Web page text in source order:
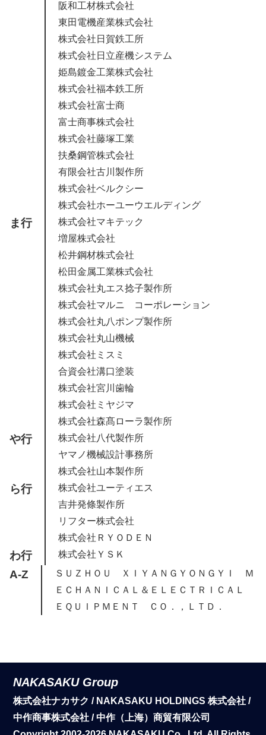
阪和工材株式会社
東田電機産業株式会社
株式会社日賀鉄工所
株式会社日立産機システム
姫島鍍金工業株式会社
株式会社福本鉄工所
株式会社富士商
富士商事株式会社
株式会社藤塚工業
扶桑鋼管株式会社
有限会社古川製作所
株式会社ベルクシー
株式会社ホーユーウエルディング
ま行
株式会社マキテック
増屋株式会社
松井鋼材株式会社
松田金属工業株式会社
株式会社丸エス捻子製作所
株式会社マルニ コーポレーション
株式会社丸八ポンプ製作所
株式会社丸山機械
株式会社ミスミ
合資会社溝口塗装
株式会社宮川歯輪
株式会社ミヤジマ
株式会社森髙ローラ製作所
や行
株式会社八代製作所
ヤマノ機械設計事務所
株式会社山本製作所
ら行
株式会社ユーティエス
吉井発條製作所
リフター株式会社
株式会社ＲＹＯＤＥＮ
わ行 株式会社ＹＳＫ
A-Z
ＳＵＺＨＯＵ ＸＩＹＡＮＧＹＯＮＧＹＩ Ｍ
ＥＣＨＡＮＩＣＡＬ＆ＥＬＥＣＴＲＩＣＡＬ
ＥＱＵＩＰＭＥＮＴ ＣＯ．，ＬＴＤ．
NAKASAKU Group
株式会社ナカサク / NAKASAKU HOLDINGS 株式会社 /
中作商事株式会社 / 中作（上海）商貿有限公司